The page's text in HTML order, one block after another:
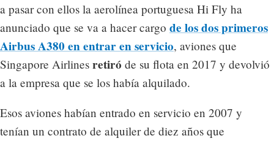
a pasar con ellos la aerolínea portuguesa Hi Fly ha
anunciado que se va a hacer cargo de los dos primeros
Airbus A380 en entrar en servicio, aviones que
Singapore Airlines retiró de su flota en 2017 y devolvió
a la empresa que se los había alquilado.
Esos aviones habían entrado en servicio en 2007 y
tenían un contrato de alquiler de diez años que